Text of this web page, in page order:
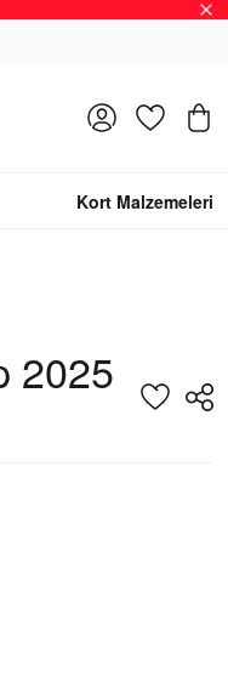
Giriş Yap
Kort Malzemeleri
2025